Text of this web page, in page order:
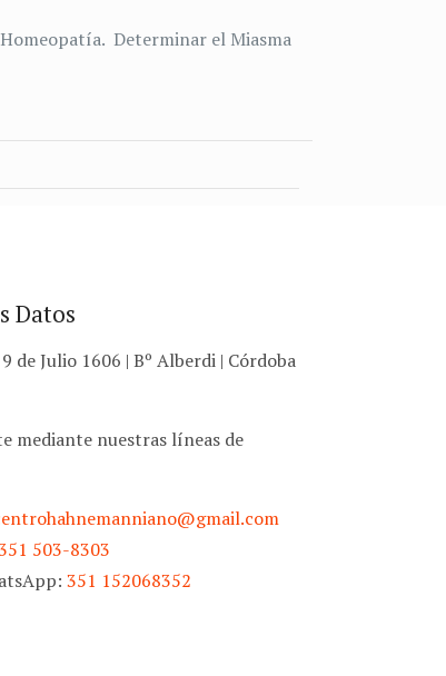
Determinar el Miasma
Datos
de Julio 1606 | Bº Alberdi | Córdoba
mediante nuestras líneas de
503-8303
351 152068352